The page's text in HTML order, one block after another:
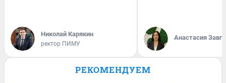
Николай Карякин
ректор ПИМУ
Анастасия
РЕКОМЕНДУЕМ